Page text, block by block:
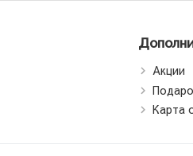
Акции
Карта